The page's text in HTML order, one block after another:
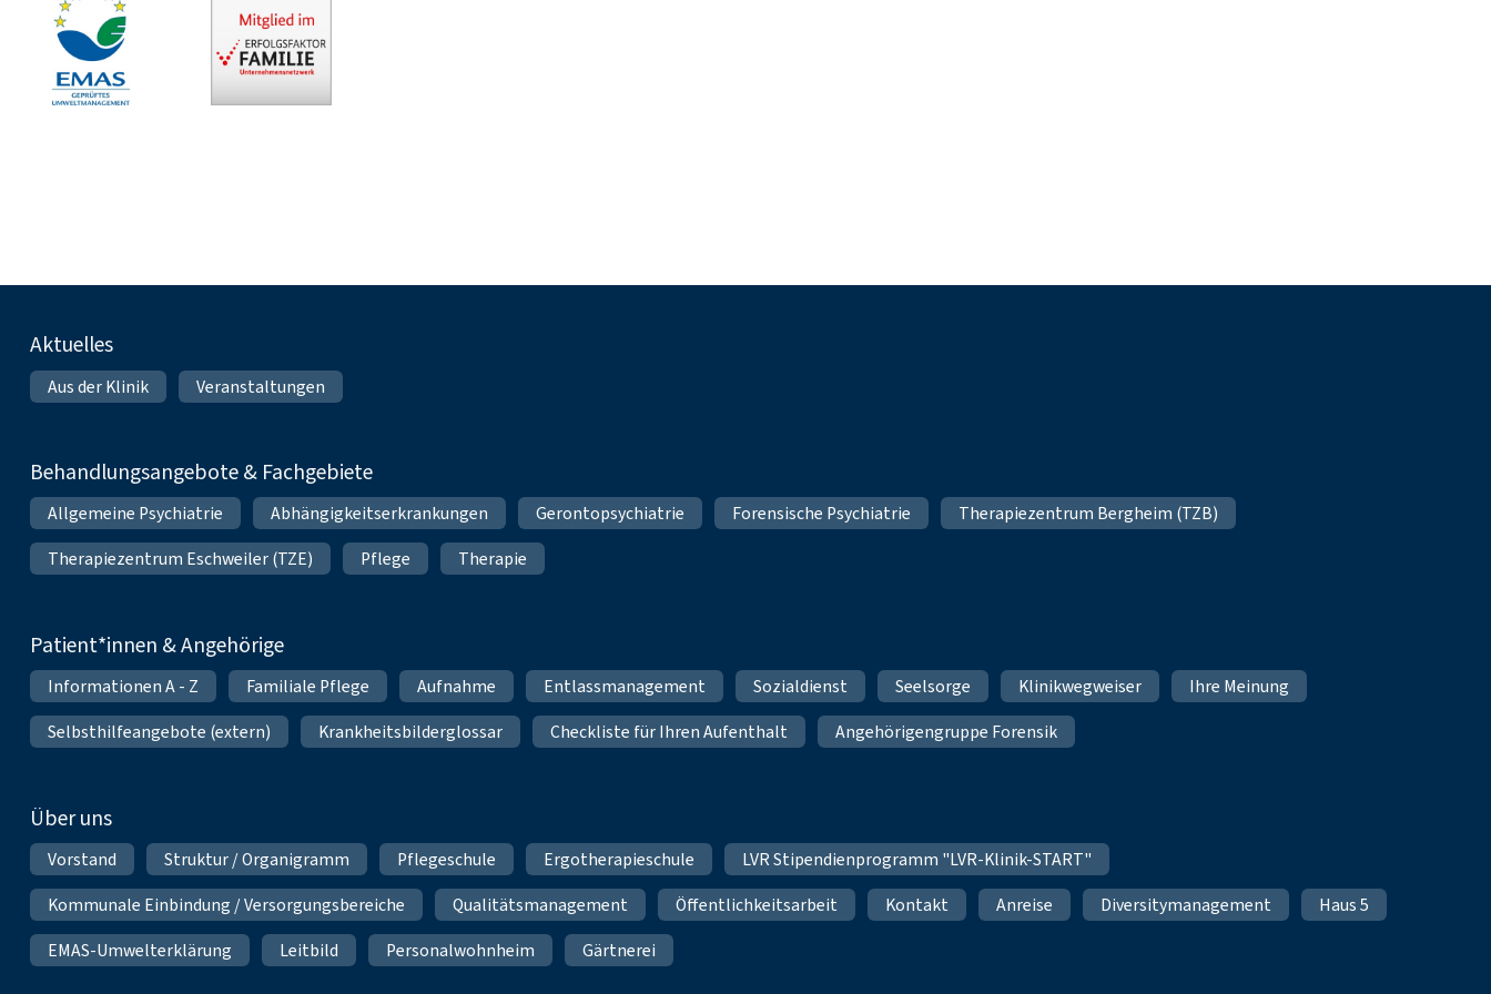
Fußnavigation
Aktuelles
Aus der Klinik Veranstaltungen
Behandlungsangebote & Fachgebiete
Allgemeine Psychiatrie Abhängigkeitserkrankungen Gerontopsychiatrie Forensische Psychiatrie
Therapiezentrum Bergheim (TZB)
Therapiezentrum Eschweiler (TZE)
Pflege Therapie
Patient*innen & Angehörige
Informationen A - Z Familiale Pflege Aufnahme Entlassmanagement Sozialdienst Seelsorge Klinikwegweiser
Ihre Meinung
Selbsthilfeangebote (extern)
Krankheitsbilderglossar Checkliste für Ihren Aufenthalt Angehörigengruppe Forensik
Über uns
Vorstand Struktur / Organigramm Pflegeschule Ergotherapieschule
LVR Stipendienprogramm "LVR-Klinik-START"
Kommunale Einbindung / Versorgungsbereiche
Qualitätsmanagement Öffentlichkeitsarbeit Kontakt Anreise Diversitymanagement
Haus 5
EMAS-Umwelterklärung
Leitbild Personalwohnheim Gärtnerei